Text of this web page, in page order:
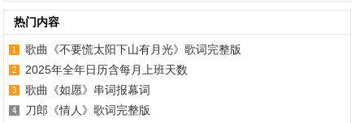
热门内容
歌曲《不要慌太阳下山有月光》歌词完整版
2025年全年日历含每月上班天数
歌曲《如愿》串词报幕词
刀郎《情人》歌词完整版